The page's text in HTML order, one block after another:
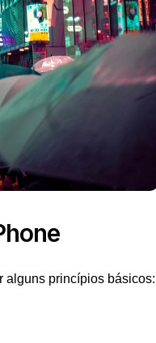
alguns princípios básicos: